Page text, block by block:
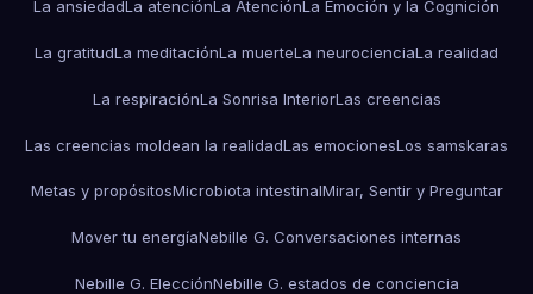
La ansiedadLa atenciónLa AtenciónLa Emoción y la Cognición
La gratitudLa meditaciónLa muerteLa neurocienciaLa realidad
La respiraciónLa Sonrisa InteriorLas creencias
Las creencias moldean la realidadLas emocionesLos samskaras
Metas y propósitosMicrobiota intestinalMirar, Sentir y Preguntar
Mover tu energíaNebille G. Conversaciones internas
Nebille G. ElecciónNebille G. estados de conciencia